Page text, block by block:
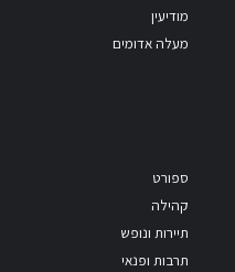
מודיעין
מעלה אדומים
ספורט
קהילה
תיירות ונופש
תרבות ופנאי